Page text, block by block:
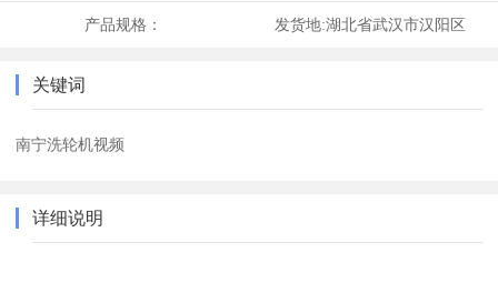
产品规格： 发货地:湖北省武汉市汉阳区
关键词
南宁洗轮机视频
详细说明